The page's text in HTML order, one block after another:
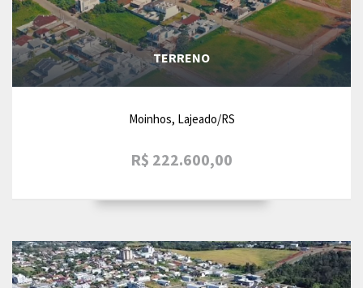
TERRENO
Moinhos, Lajeado/RS
R$ 222.600,00